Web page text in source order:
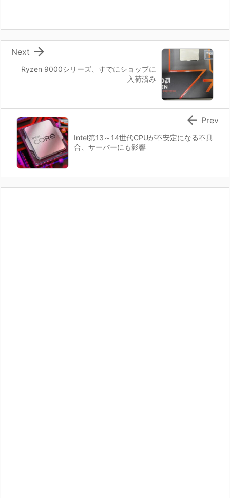
Ryzen 9000シリーズ、すでにショップに
入荷済み

Next
Intel第13～14世代CPUが不安定になる不具
合、サーバーにも影響
 Prev